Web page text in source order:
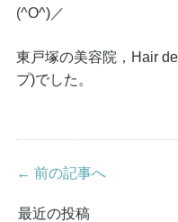
(^O^)／
東戸塚の美容院，Hair
プ)でした。
← 前の記事へ
最近の投稿